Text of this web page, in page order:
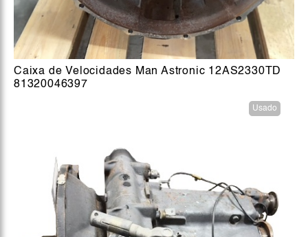
Caixa de Velocidades Man Astronic 12AS2330TD
81320046397
Usado